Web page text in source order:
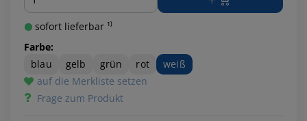
sofort lieferbar ¹⁾
Farbe:
blau
gelb grün rot
weiß
auf die Merkliste setzen
Frage zum Produkt